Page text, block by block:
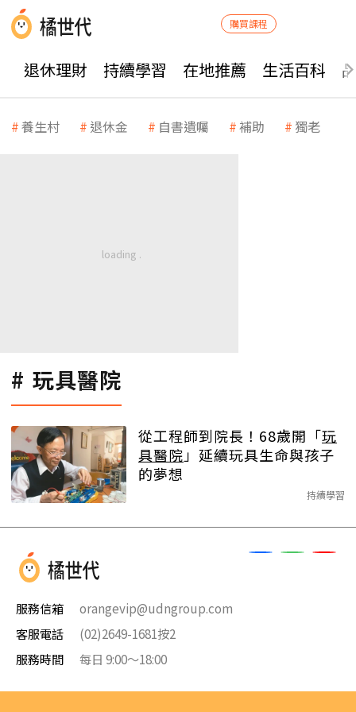
購買課程
退休理財 持續學習 在地推薦 生活百科
養生村 退休金 自書遺囑 補助 獨老
玩具醫院
從工程師到院長！68歲開「玩
具醫院 」延續玩具生命與孩子
的夢想
持續學習
服務信箱
orangevip@udngroup.com
客服電話
(02)2649-1681按2
服務時間
每日 9:00～18:00